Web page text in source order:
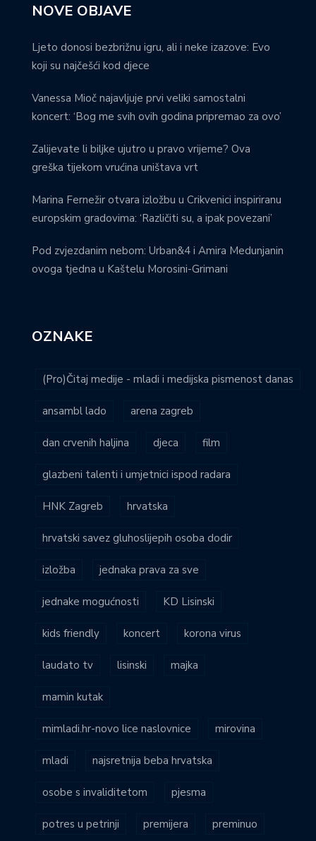
NOVE OBJAVE
Ljeto donosi bezbrižnu igru, ali i neke izazove: Evo
koji su najčešći kod djece
Vanessa Mioč najavljuje prvi veliki samostalni
koncert: ‘Bog me svih ovih godina pripremao za ovo’
Zalijevate li biljke ujutro u pravo vrijeme? Ova
greška tijekom vrućina uništava vrt
Marina Fernežir otvara izložbu u Crikvenici inspiriranu
europskim gradovima: ‘Različiti su, a ipak povezani’
Pod zvjezdanim nebom: Urban&4 i Amira Medunjanin
ovoga tjedna u Kaštelu Morosini-Grimani
OZNAKE
(Pro)Čitaj medije - mladi i medijska pismenost danas
ansambl lado arena zagreb
dan crvenih haljina djeca film
glazbeni talenti i umjetnici ispod radara
HNK Zagreb hrvatska
hrvatski savez gluhoslijepih osoba dodir
izložba jednaka prava za sve
jednake mogućnosti KD Lisinski
kids friendly koncert korona virus
laudato tv lisinski majka
mamin kutak
mimladi.hr-novo lice naslovnice mirovina
mladi najsretnija beba hrvatska
osobe s invaliditetom pjesma
potres u petrinji premijera preminuo